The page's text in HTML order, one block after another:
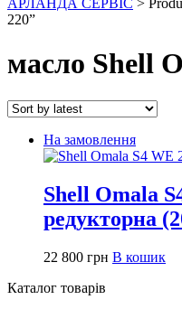
АРЛАНДА СЕРВІС >
220”
масло Shell
На замовлення
Shell Omala
редукторна
22 800 грн В кошик
Каталог товарів